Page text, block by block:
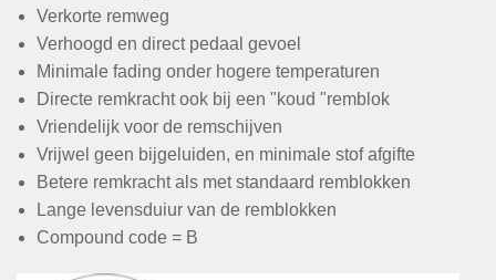
Verkorte remweg
Verhoogd en direct pedaal gevoel
Minimale fading onder hogere temperaturen
Directe remkracht ook bij een "koud "remblok
Vriendelijk voor de remschijven
Vrijwel geen bijgeluiden, en minimale stof afgifte
Betere remkracht als met standaard remblokken
Lange levensduiur van de remblokken
Compound code = B